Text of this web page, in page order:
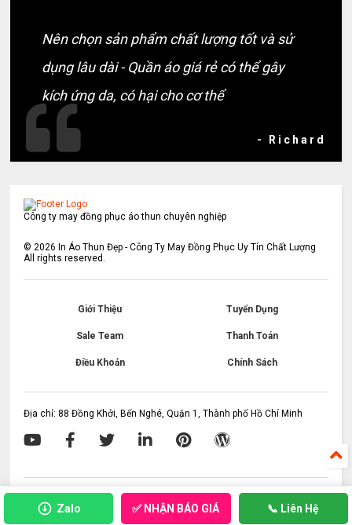
Zalo ✅ NHẬN BÁO GIÁ 📞 Liên Hệ
Nên chọn sản phẩm chất lượng tốt và sử
dụng lâu dài - Quần áo giá rẻ có thể gây
kích ứng da, có hại cho cơ thể
- Richard
Công ty may đồng phục áo thun chuyên nghiệp
© 2026 In Áo Thun Đẹp - Công Ty May Đồng Phục Uy Tín Chất Lượng
All rights reserved.
Giới Thiệu Tuyển Dụng
Sale Team Thanh Toán
Điều Khoản Chính Sách
Địa chỉ: 88 Đồng Khởi, Bến Nghé, Quận 1, Thành phố Hồ Chí Minh